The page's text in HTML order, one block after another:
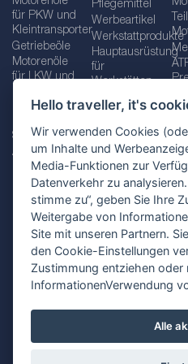
Hello traveller, it's
Wir verwenden Cookies
um Inhalte und
Media-Funktionen zur
Datenverkehr zu
stimme zu“, geben Sie Ihre
Weitergabe von
Site mit unseren Partnern.
den Cookie-Einstellungen
Zustimmung entziehen oder
InformationenVerwendung
Alle
für PKW und
Kleintransporter
Getriebeöle
Motorenöle
für LKW und
Betriebs-
Serviceflüssigkeiten
Additive
Fette
Pflegemittel
Werbeartikel
Werkstattprodukte
Hauptausrüstung
für
Werkstätten
Schraubenschlüssel
und
Zusätzliche
Werkzeuge
für
Werkstätten
Impressum
Datenschutzbestimmungen